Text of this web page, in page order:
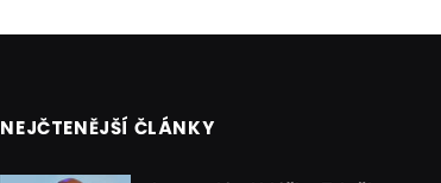
NEJČTENĚJŠÍ ČLÁNKY